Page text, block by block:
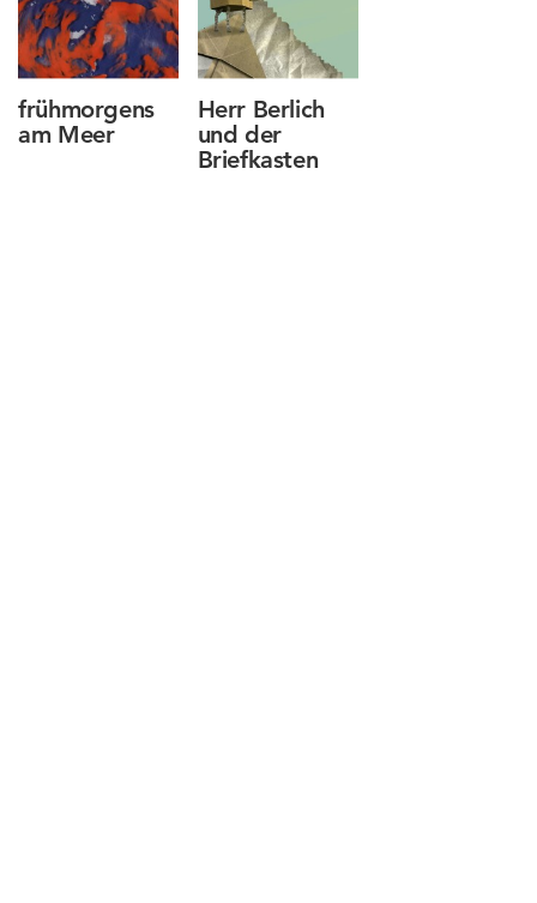
frühmorgens
am Meer
Herr Berlich
und der
Briefkasten